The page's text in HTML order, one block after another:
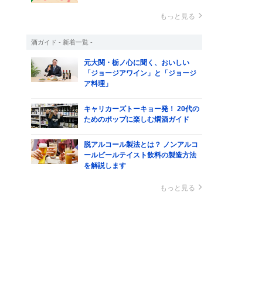
もっと見る
酒ガイド - 新着一覧 -
元大関・栃ノ心に聞く、おいしい
「ジョージアワイン」と「ジョージ
ア料理」
キャリカーズトーキョー発！ 20代の
ためのポップに楽しむ燗酒ガイド
脱アルコール製法とは？ ノンアルコ
ールビールテイスト飲料の製造方法
を解説します
もっと見る